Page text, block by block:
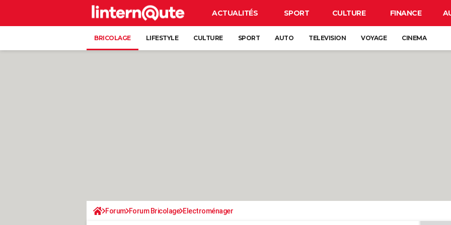
ACTUALITÉS SPORT CULTURE FINANCE
BRICOLAGE LIFESTYLE CULTURE SPORT AUTO TELEVISION VOYAGE CINEMA
Forum Forum Bricolage Electroménager